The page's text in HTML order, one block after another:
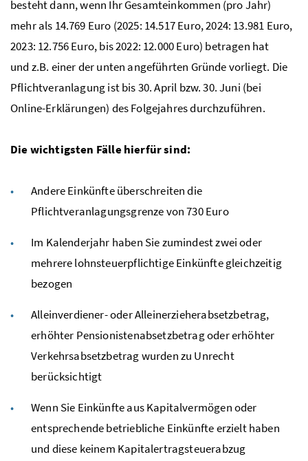
besteht dann, wenn Ihr Gesamteinkommen (pro Jahr)
mehr als 14.769 Euro (2025: 14.517 Euro, 2024: 13.981 Euro,
2023: 12.756 Euro, bis 2022: 12.000 Euro) betragen hat
und z.B. einer der unten angeführten Gründe vorliegt. Die
Pflichtveranlagung ist bis 30. April bzw.30. Juni (bei
Online-Erklärungen) des Folgejahres durchzuführen.
Die wichtigsten Fälle hierfür sind:
Andere Einkünfte überschreiten die
Pflichtveranlagungsgrenze von 730 Euro
Im Kalenderjahr haben Sie zumindest zwei oder
mehrere lohnsteuerpflichtige Einkünfte gleichzeitig
bezogen
Alleinverdiener- oder Alleinerzieherabsetzbetrag,
erhöhter Pensionistenabsetzbetrag oder erhöhter
Verkehrsabsetzbetrag wurden zu Unrecht
berücksichtigt
Wenn Sie Einkünfte aus Kapitalvermögen oder
entsprechende betriebliche Einkünfte erzielt haben
und diese keinem Kapitalertragsteuerabzug